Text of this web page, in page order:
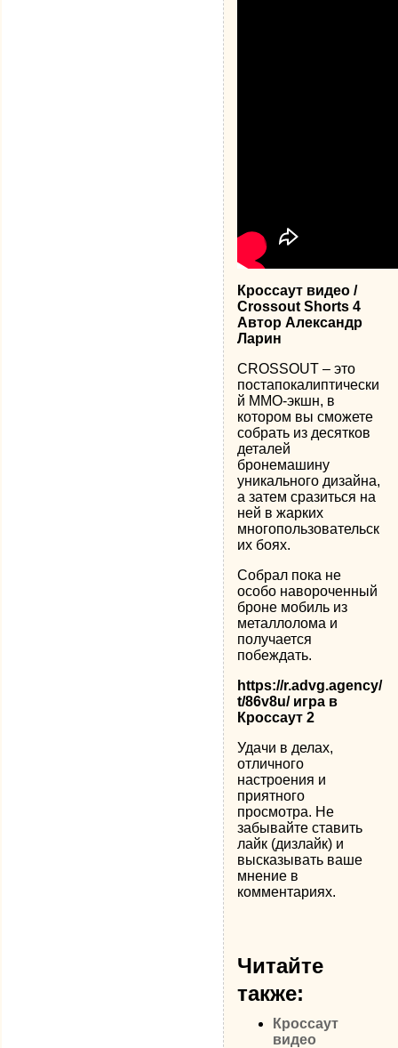
Кроссаут видео /
Crossout Shorts 4
Автор Александр
Ларин
CROSSOUT – это
постапокалиптически
й MMO-экшн, в
котором вы сможете
собрать из десятков
деталей
бронемашину
уникального дизайна,
а затем сразиться на
ней в жарких
многопользовательск
их боях.
Собрал пока не
особо навороченный
броне мобиль из
металлолома и
получается
побеждать.
https://r.advg.agency/
t/86v8u/ игра в
Кроссаут 2
Удачи в делах,
отличного
настроения и
приятного
просмотра. Не
забывайте ставить
лайк (дизлайк) и
высказывать ваше
мнение в
комментариях.
Читайте
также:
Кроссаут
видео